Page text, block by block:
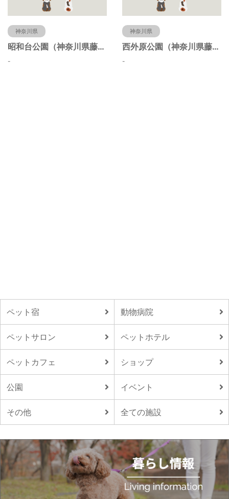
神奈川県
昭和台公園（神奈川県藤沢市）
-
神奈川県
西外原公園（神奈川県藤沢市）
-
ペット宿 動物病院
ペットサロン ペットホテル
ペットカフェ ショップ
公園 イベント
その他 全ての施設